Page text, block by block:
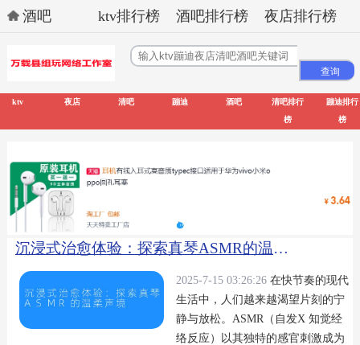
酒吧 ktv排行榜 酒吧排行榜 夜店排行榜
ktv 夜店 清吧 蹦迪 酒吧
清吧排行
榜
蹦迪排行
榜
沉浸式治愈体验：探索真琴ASMR的温柔声境
2025-7-15 03:26:26 在快节奏的现代
生活中，人们越来越渴望片刻的宁
静与放松。ASMR（自发X 知觉经
络反应）以其独特的感官刺激成为